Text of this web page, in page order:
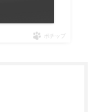
ポチップ